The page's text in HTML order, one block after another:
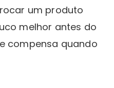
um produto
melhor antes do
compensa quando